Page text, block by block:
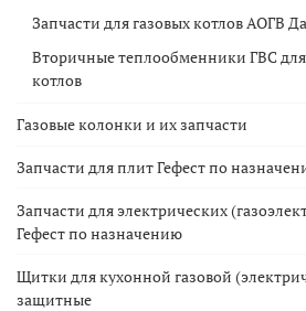
Запчасти для газовых котлов АОГВ
Вторичные теплообменники ГВС
котлов
Газовые колонки и их запчасти
Запчасти для плит Гефест по
Запчасти для электрических
Гефест по назначению
Щитки для кухонной газовой
защитные